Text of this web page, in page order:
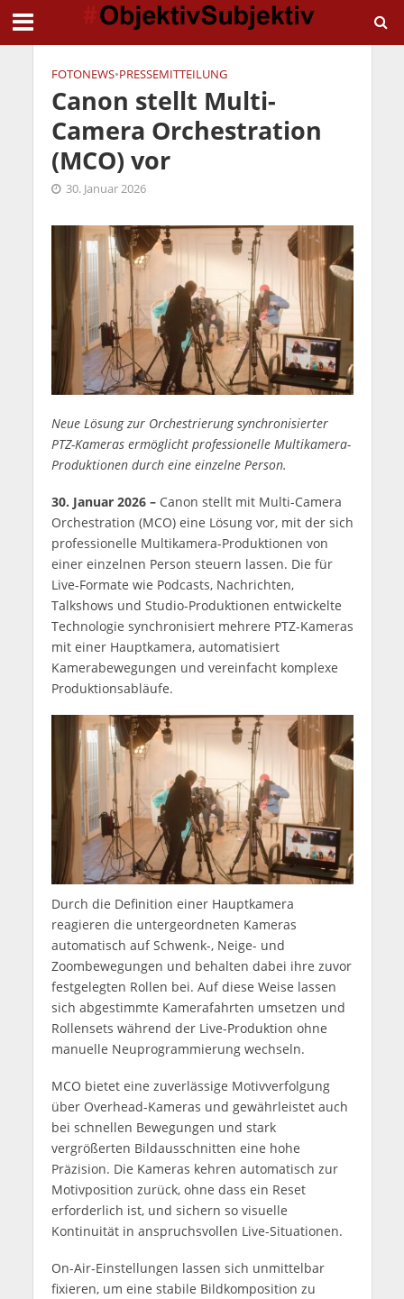
FOTONEWS•PRESSEMITTEILUNG
Canon stellt Multi-
Camera Orchestration
(MCO) vor
30. Januar 2026
Neue Lösung zur Orchestrierung synchronisierter
PTZ-Kameras ermöglicht professionelle Multikamera-
Produktionen durch eine einzelne Person.
30. Januar 2026 –Canon stellt mit Multi-Camera
Orchestration (MCO) eine Lösung vor, mit der sich
professionelle Multikamera-Produktionen von
einer einzelnen Person steuern lassen. Die für
Live-Formate wie Podcasts, Nachrichten,
Talkshows und Studio-Produktionen entwickelte
Technologie synchronisiert mehrere PTZ-Kameras
mit einer Hauptkamera, automatisiert
Kamerabewegungen und vereinfacht komplexe
Produktionsabläufe.
Durch die Definition einer Hauptkamera
reagieren die untergeordneten Kameras
automatisch auf Schwenk-, Neige- und
Zoombewegungen und behalten dabei ihre zuvor
festgelegten Rollen bei. Auf diese Weise lassen
sich abgestimmte Kamerafahrten umsetzen und
Rollensets während der Live-Produktion ohne
manuelle Neuprogrammierung wechseln.
MCO bietet eine zuverlässige Motivverfolgung
über Overhead-Kameras und gewährleistet auch
bei schnellen Bewegungen und stark
vergrößerten Bildausschnitten eine hohe
Präzision. Die Kameras kehren automatisch zur
Motivposition zurück, ohne dass ein Reset
erforderlich ist, und sichern so visuelle
Kontinuität in anspruchsvollen Live-Situationen.
On-Air-Einstellungen lassen sich unmittelbar
fixieren, um eine stabile Bildkomposition zu